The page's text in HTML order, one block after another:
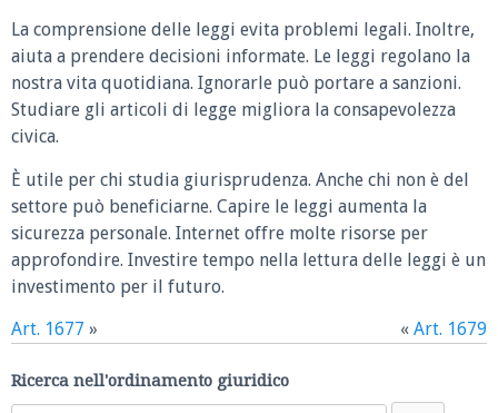
La comprensione delle leggi evita problemi legali. Inoltre,
aiuta a prendere decisioni informate. Le leggi regolano la
nostra vita quotidiana. Ignorarle può portare a sanzioni.
Studiare gli articoli di legge migliora la consapevolezza
civica.
È utile per chi studia giurisprudenza. Anche chi non è del
settore può beneficiarne. Capire le leggi aumenta la
sicurezza personale. Internet offre molte risorse per
approfondire. Investire tempo nella lettura delle leggi è un
investimento per il futuro.
Art. 1677 » « Art. 1679
Ricerca nell'ordinamento giuridico